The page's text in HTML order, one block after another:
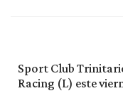
Sport Club
Racing (L) este